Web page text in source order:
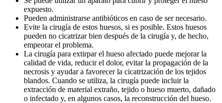
expuesto.
Pueden administrarse antibióticos en caso de ser necesario.
Evite la cirugía de estos huesos, si es posible. Estos huesos
pueden no cicatrizar bien después de la cirugía y, de hecho,
empeorar el problema.
La cirugía para extirpar el hueso afectado puede mejorar la
calidad de vida, reducir el dolor, evitar la propagación de la
necrosis y ayudar a favorecer la cicatrización de los tejidos
blandos. Cuando se utiliza, la cirugía puede incluir la
extracción de material extraño, tejido o hueso muerto, dañado
o infectado y, en algunos casos, la reconstrucción del hueso.